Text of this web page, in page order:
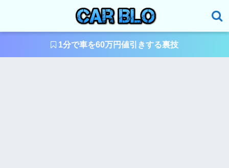
1分で車を60万円値引きする裏技